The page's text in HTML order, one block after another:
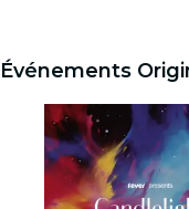
Événements